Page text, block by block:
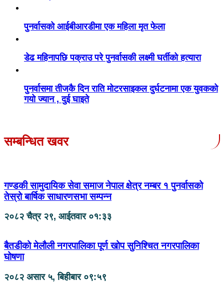
पुनर्वासको आईबीआरडीमा एक महिला मृत फेला
डेढ महिनापछि पक्राउ परे पुनर्वासकी लक्ष्मी घर्तीको हत्यारा
पुनर्वासमा तीजकै दिन राति मोटरसाइकल दुर्घटनामा एक युवकको
गयो ज्यान , दुई घाइते
सम्बन्धित खवर
गण्डकी सामुदायिक सेवा समाज नेपाल क्षेत्र नम्बर १ पुनर्वासको
तेस्रो बार्षिक साधारणसभा सम्पन्न
२०८२ चैत्र २९, आईतवार ०१:३३
बैतडीको मेलौली नगरपालिका पूर्ण खोप सुनिश्चित नगरपालिका
घोषणा
२०८२ असार ५, बिहीबार ०९:५९